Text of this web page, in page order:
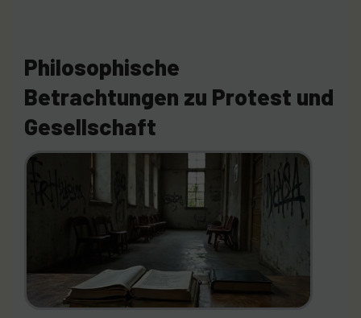
Philosophische
Betrachtungen zu Protest und
Gesellschaft